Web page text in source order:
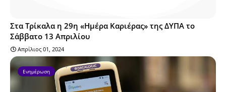
Στα Τρίκαλα η 29η «Ημέρα Καριέρας» της ΔΥΠΑ το
Σάββατο 13 Απριλίου
Απρίλιος 01, 2024
Ενημέρωση